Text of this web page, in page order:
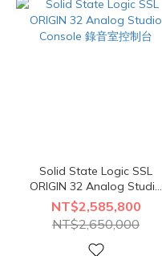
Solid State Logic SSL
ORIGIN 32 Analog Studio
Console 錄音室控制台
NT$2,585,800
NT$2,650,000